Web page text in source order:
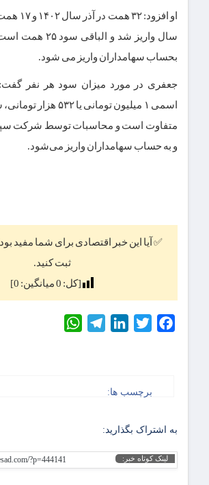
او افزود:
سال واریز شد و
بحساب سهامداران واریز می شود.
جعفری در مورد میزان سود هر نفر
اسمی ۱ میلیون تومانی یا
متفاوت است و محاسبات توسط شرکت
و به حساب سهامداران واریز می‌شود.
✅ آیا این خبر اقتصادی برای شما مفید
ثبت کنید.
[کل: 0میانگین: 0
]
Facebook
Twitter
LinkedIn
Telegram
برچسب ها:
به اشتراک بگذارید:
لینک کوتاه خبر: ?p=444141